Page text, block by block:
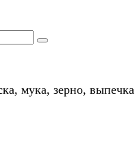
мука, зерно, выпечка